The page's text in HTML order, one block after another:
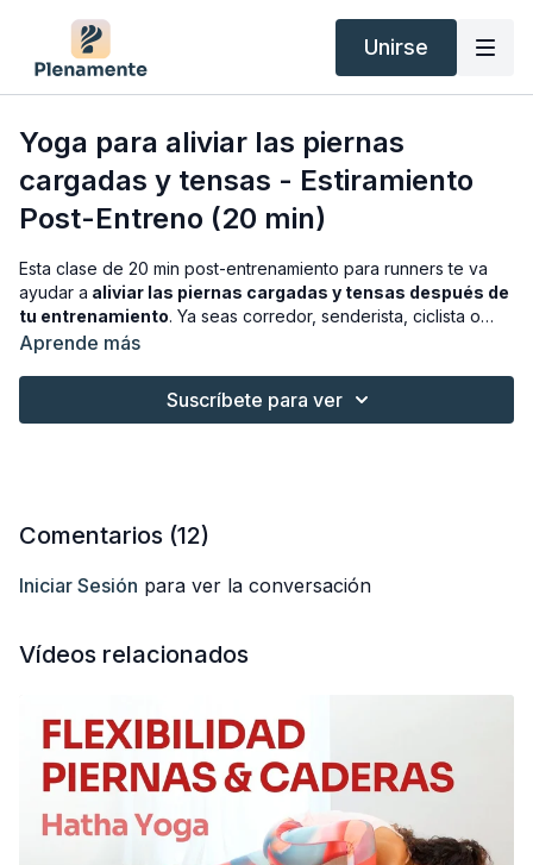
Unirse
Yoga para aliviar las piernas
cargadas y tensas - Estiramiento
Post-Entreno (20 min)
Esta clase de 20 min post-entrenamiento para runners te va
ayudar a aliviar las piernas cargadas y tensas después de
tu entrenamiento. Ya seas corredor, senderista, ciclista o
bien, tengas las piernas cargadas, esta clase de estiramientos
Espero que os guste!
Aprende más
Suscríbete para ver
Comentarios (12)
Iniciar Sesión para ver la conversación
Vídeos relacionados